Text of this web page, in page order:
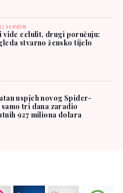
U KUPAĆEM
vide celulit, drugi poručuju:
stvarno žensko tijelo
uspjeh novog Spider-
samo tri dana zaradio
927 miliona dolara